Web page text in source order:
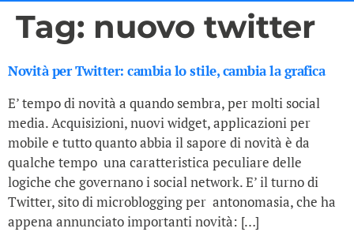
Tag: nuovo twitter
Novità per Twitter: cambia lo stile, cambia la grafica
E’ tempo di novità a quando sembra, per molti social
media. Acquisizioni, nuovi widget, applicazioni per
mobile e tutto quanto abbia il sapore di novità è da
qualche tempo una caratteristica peculiare delle
logiche che governano i social network. E’ il turno di
Twitter, sito di microblogging per antonomasia, che ha
appena annunciato importanti novità: […]